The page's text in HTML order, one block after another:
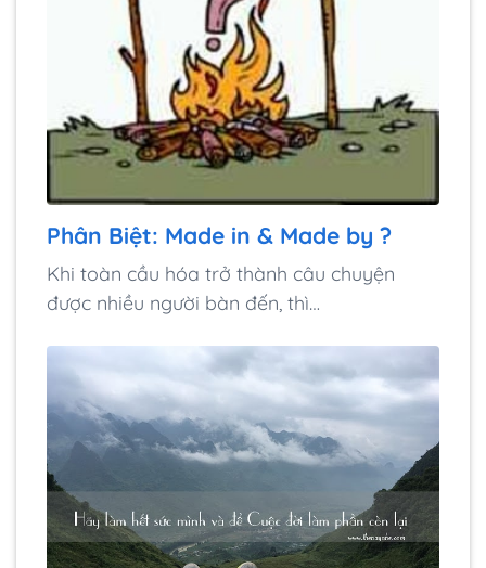
Phân Biệt: Made in & Made by ?
Khi toàn cầu hóa trở thành câu chuyện
được nhiều người bàn đến, thì…